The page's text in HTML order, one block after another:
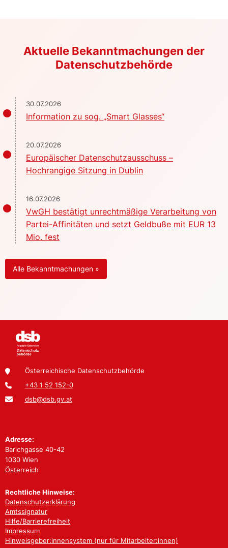
Aktuelle Bekanntmachungen der
Datenschutzbehörde
30.07.2026
Information zu sog. „Smart Glasses“
20.07.2026
Europäischer Datenschutzausschuss –
Hochrangige Sitzung in Dublin
16.07.2026
VwGH bestätigt unrechtmäßige Verarbeitung von
Partei-Affinitäten und setzt Geldbuße mit EUR 13
Mio. fest
Alle Bekanntmachungen »
Österreichische Datenschutzbehörde
+43 1 52 152-0
dsb@dsb.gv.at
Adresse:
Barichgasse 40-42
1030 Wien
Österreich
Rechtliche Hinweise:
Datenschutzerklärung
Amtssignatur
Hilfe/Barrierefreiheit
Impressum
Hinweisgeber:innensystem (nur für Mitarbeiter:innen)